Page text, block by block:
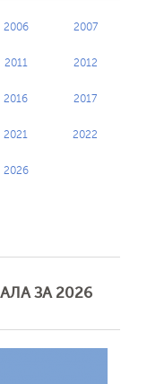
2006 2007
2011 2012
2016 2017
2021 2022
2026
ЗА 2026